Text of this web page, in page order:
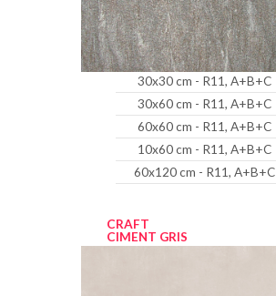
30x30 cm - R11, A+B+C
30x60 cm - R11, A+B+C
60x60 cm - R11, A+B+C
10x60 cm - R11, A+B+C
60x120 cm - R11, A+B+C
CRAFT
CIMENT GRIS